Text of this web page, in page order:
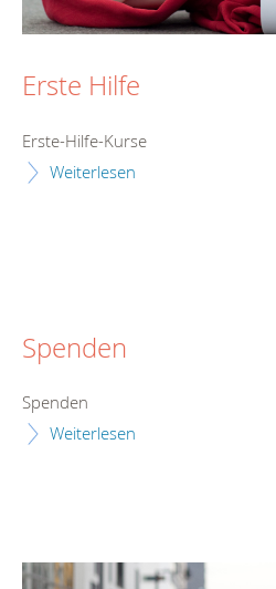
Erste Hilfe
Erste-Hilfe-Kurse
Weiterlesen
Spenden
Spenden
Weiterlesen